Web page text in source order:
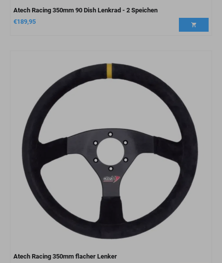
Atech Racing 350mm 90 Dish Lenkrad - 2 Speichen
€189,95
Atech Racing 350mm flacher Lenker